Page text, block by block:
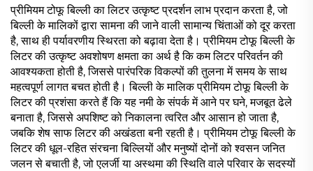
प्रीमियम टोफू बिल्ली का लिटर उत्कृष्ट प्रदर्शन लाभ प्रदान करता है, जो
बिल्ली के मालिकों द्वारा सामना की जाने वाली सामान्य चिंताओं को दूर करता
है, साथ ही पर्यावरणीय स्थिरता को बढ़ावा देता है। प्रीमियम टोफू बिल्ली के
लिटर की उत्कृष्ट अवशोषण क्षमता का अर्थ है कि कम लिटर परिवर्तन की
आवश्यकता होती है, जिससे पारंपरिक विकल्पों की तुलना में समय के साथ
महत्वपूर्ण लागत बचत होती है। बिल्ली के मालिक प्रीमियम टोफू बिल्ली के
लिटर की प्रशंसा करते हैं कि यह नमी के संपर्क में आने पर घने, मजबूत ढेले
बनाता है, जिससे अपशिष्ट को निकालना त्वरित और आसान हो जाता है,
जबकि शेष साफ लिटर की अखंडता बनी रहती है। प्रीमियम टोफू बिल्ली के
लिटर की धूल-रहित संरचना बिल्लियों और मनुष्यों दोनों को श्वसन जनित
जलन से बचाती है, जो एलर्जी या अस्थमा की स्थिति वाले परिवार के सदस्यों